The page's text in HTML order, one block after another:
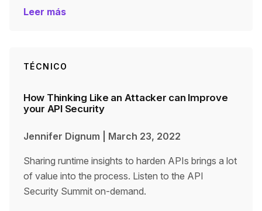
Leer más
TÉCNICO
How Thinking Like an Attacker can Improve
your API Security
Jennifer Dignum March 23, 2022
Sharing runtime insights to harden APIs brings a lot
of value into the process. Listen to the API
Security Summit on-demand.